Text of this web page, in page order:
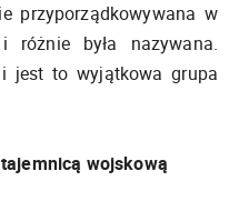
przyporządkowywana w
różnie była nazywana.
i jest to wyjątkowa grupa
wojskową